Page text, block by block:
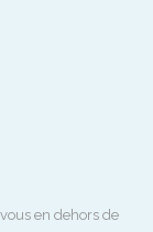
en dehors de